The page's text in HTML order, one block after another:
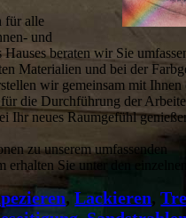
für alle
und
Hauses beraten wir Sie
Materialien und bei der
wir gemeinsam mit Ihnen
die Durchführung der
Ihr neues Raumgefühl
zu unserem umfassenden
erhalten Sie unter den
,Lackieren ,